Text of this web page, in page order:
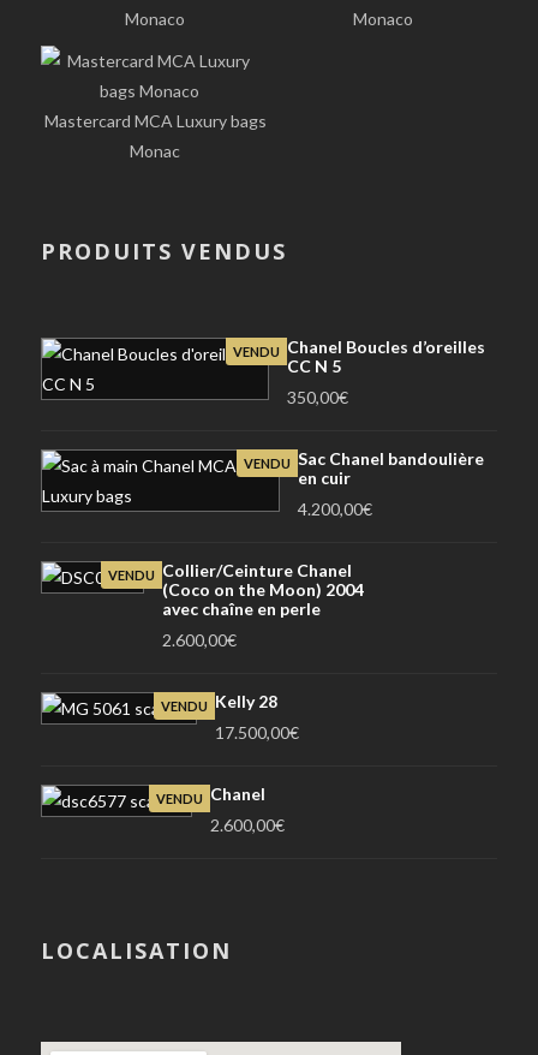
Monaco
Monaco
Mastercard MCA Luxury bags
Monac
PRODUITS VENDUS
VENDU
Chanel Boucles d’oreilles
CC N 5
350,00€
VENDU Sac Chanel bandoulière
en cuir
4.200,00€
VENDU
Collier/Ceinture Chanel
(Coco on the Moon) 2004
avec chaîne en perle
2.600,00€
VENDU
Kelly 28
17.500,00€
VENDU
Chanel
2.600,00€
LOCALISATION